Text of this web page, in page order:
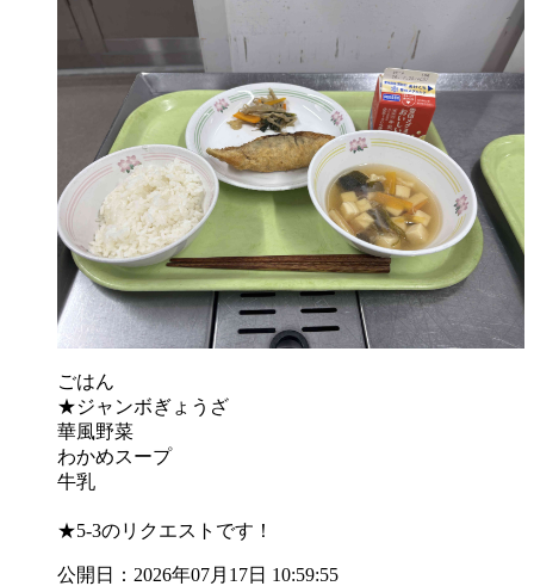
ごはん
★ジャンボぎょうざ
華風野菜
わかめスープ
牛乳
★5-3のリクエストです！
公開日：2026年07月17日 10:59:55